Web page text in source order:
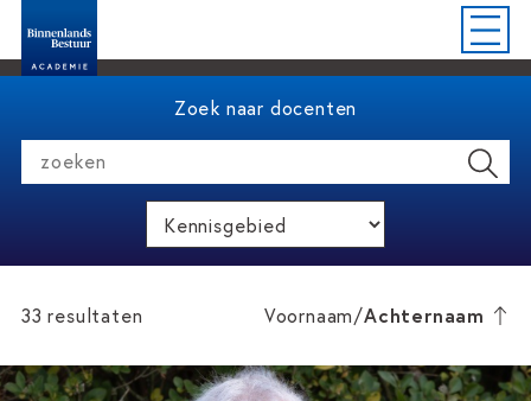
Zoek naar docenten
zoeken
33 resultaten Voornaam/Achternaam